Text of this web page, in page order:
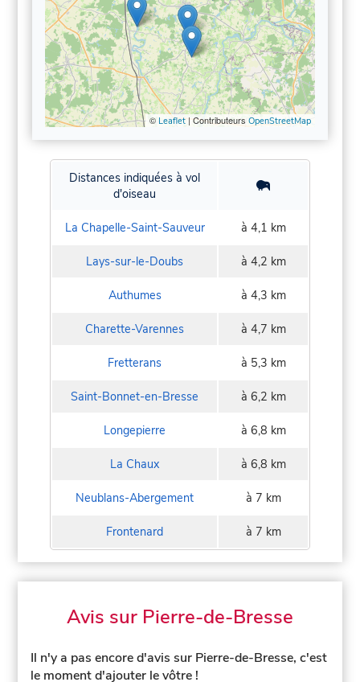
© Leaflet| Contributeurs OpenStreetMap
Distances indiquées à vol
d'oiseau
La Chapelle-Saint-Sauveur à 4,1 km
Lays-sur-le-Doubs à 4,2 km
Authumes à 4,3 km
Charette-Varennes à 4,7 km
Fretterans à 5,3 km
Saint-Bonnet-en-Bresse à 6,2 km
Longepierre à 6,8 km
La Chaux à 6,8 km
Neublans-Abergement à 7 km
Frontenard à 7 km
Avis sur Pierre-de-Bresse
Il n'y a pas encore d'avis sur Pierre-de-Bresse, c'est
le moment d'ajouter le vôtre !